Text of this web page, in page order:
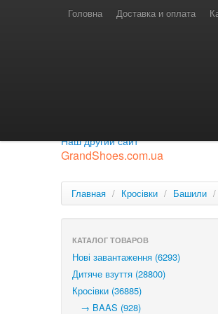
Головна Доставка и оплата
Лайф: (063) 527-76-88 МТС: (050)
Наш другий сайт
GrandShoes.com.ua
Главная / Кросівки / Башили /
КАТАЛОГ ТОВАРОВ
Нові завантаження (6293)
Дитяче взуття (28800)
Кросівки (36885)
→ BAAS (928)